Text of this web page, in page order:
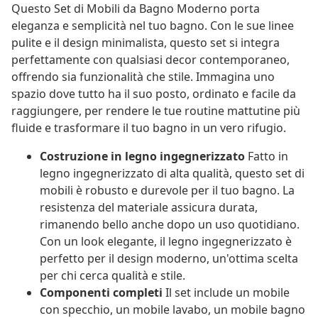
Questo Set di Mobili da Bagno Moderno porta
eleganza e semplicità nel tuo bagno. Con le sue linee
pulite e il design minimalista, questo set si integra
perfettamente con qualsiasi decor contemporaneo,
offrendo sia funzionalità che stile. Immagina uno
spazio dove tutto ha il suo posto, ordinato e facile da
raggiungere, per rendere le tue routine mattutine più
fluide e trasformare il tuo bagno in un vero rifugio.
Costruzione in legno ingegnerizzato Fatto in
legno ingegnerizzato di alta qualità, questo set di
mobili è robusto e durevole per il tuo bagno. La
resistenza del materiale assicura durata,
rimanendo bello anche dopo un uso quotidiano.
Con un look elegante, il legno ingegnerizzato è
perfetto per il design moderno, un'ottima scelta
per chi cerca qualità e stile.
Componenti completi Il set include un mobile
con specchio, un mobile lavabo, un mobile bagno